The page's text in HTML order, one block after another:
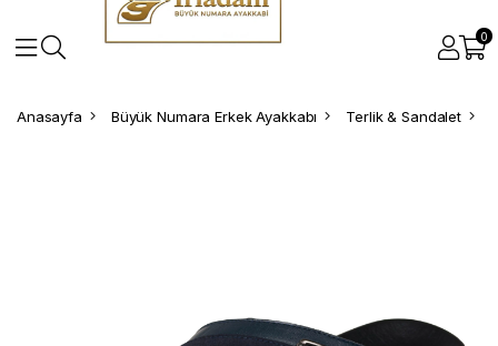
0
Anasayfa Büyük Numara Erkek Ayakkabı Terlik & Sandalet